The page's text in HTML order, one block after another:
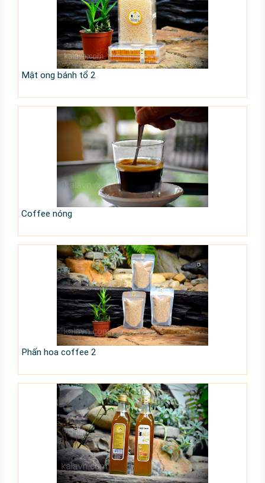
Mật ong bánh tổ 2
Coffee nóng
Phấn hoa coffee 2